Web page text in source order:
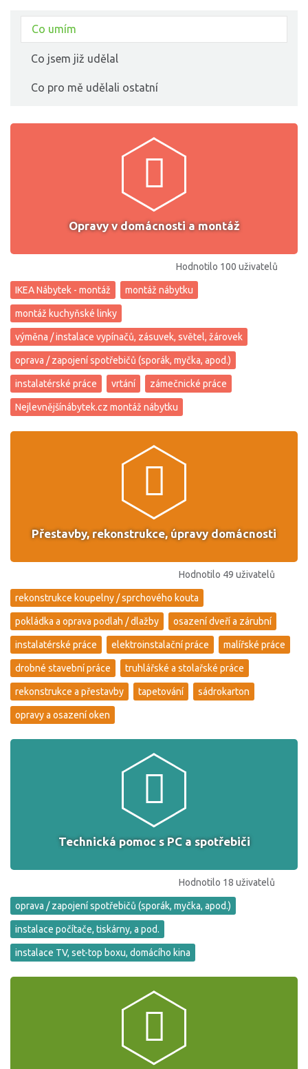
Co umím
Co jsem již udělal
Co pro mě udělali ostatní
Opravy v domácnosti a montáž
Hodnotilo 100 uživatelů
IKEA Nábytek - montáž montáž nábytku
montáž kuchyňské linky
výměna / instalace vypínačů, zásuvek, světel, žárovek
oprava / zapojení spotřebičů (sporák, myčka, apod.)
instalatérské práce vrtání zámečnické práce
Nejlevnějšínábytek.cz montáž nábytku
Přestavby, rekonstrukce, úpravy domácnosti
Hodnotilo 49 uživatelů
rekonstrukce koupelny / sprchového kouta
pokládka a oprava podlah / dlažby osazení dveří a zárubní
instalatérské práce elektroinstalační práce malířské práce
drobné stavební práce truhlářské a stolařské práce
rekonstrukce a přestavby tapetování sádrokarton
opravy a osazení oken
Technická pomoc s PC a spotřebiči
Hodnotilo 18 uživatelů
oprava / zapojení spotřebičů (sporák, myčka, apod.)
instalace počítače, tiskárny, a pod.
instalace TV, set-top boxu, domácího kina